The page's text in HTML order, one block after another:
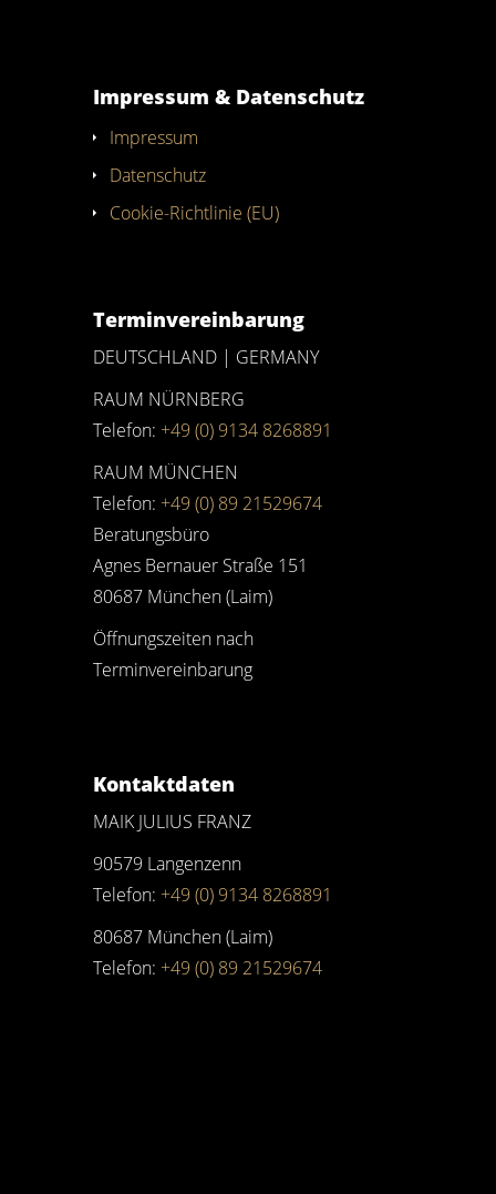
Impressum & Datenschutz
Impressum
Datenschutz
Cookie-Richtlinie (EU)
Terminvereinbarung
DEUTSCHLAND | GERMANY
RAUM NÜRNBERG
Telefon: +49 (0) 9134 8268891
RAUM MÜNCHEN
Telefon: +49 (0) 89 21529674
Beratungsbüro
Agnes Bernauer Straße 151
80687 München (Laim)
Öffnungszeiten nach
Terminvereinbarung
Kontaktdaten
MAIK JULIUS FRANZ
90579 Langenzenn
Telefon: +49 (0) 9134 8268891
80687 München (Laim)
Telefon: +49 (0) 89 21529674